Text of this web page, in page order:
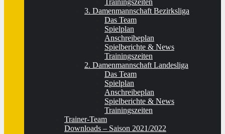
Trainingszeiten
3. Damenmannschaft Bezirksliga
Das Team
Spielplan
Anschreibeplan
Spielberichte & News
Trainingszeiten
2. Damenmannschaft Landesliga
Das Team
Spielplan
Anschreibeplan
Spielberichte & News
Trainingszeiten
Trainer-Team
Downloads – Saison 2021/2022